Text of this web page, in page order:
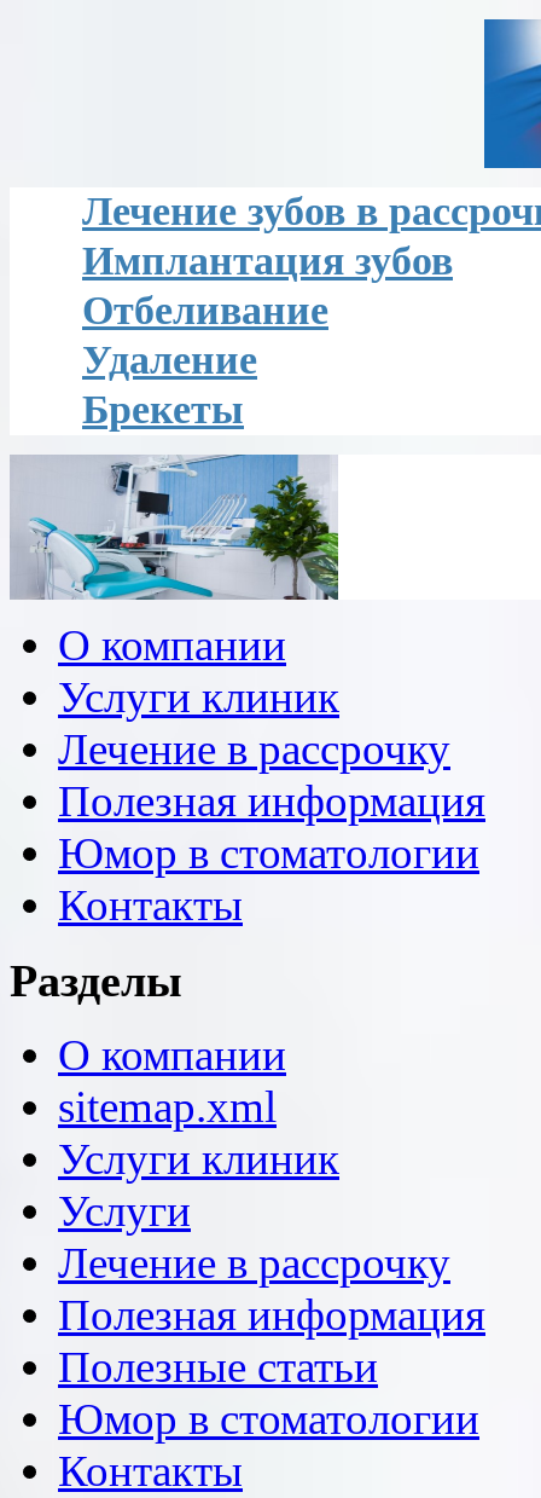
Лечение зубов в
Имплантация зубов
Отбеливание
Удаление
Брекеты
О компании
Услуги клиник
Лечение в рассрочку
Полезная информация
Юмор в стоматологии
Контакты
Разделы
О компании
sitemap.xml
Услуги клиник
Услуги
Лечение в рассрочку
Полезная информация
Полезные статьи
Юмор в стоматологии
Контакты